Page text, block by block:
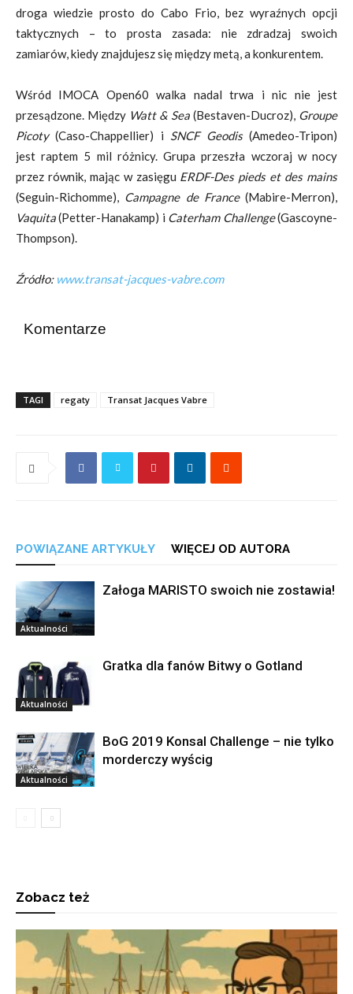
droga wiedzie prosto do Cabo Frio, bez wyraźnych opcji
taktycznych – to prosta zasada: nie zdradzaj swoich
zamiarów, kiedy znajdujesz się między metą, a konkurentem.
Wśród IMOCA Open60 walka nadal trwa i nic nie jest
przesądzone. Między Watt & Sea (Bestaven-Ducroz), Groupe
Picoty(Caso-Chappellier) i SNCF Geodis(Amedeo-Tripon)
jest raptem 5 mil różnicy. Grupa przeszła wczoraj w nocy
przez równik, mając w zasięgu ERDF-Des pieds et des mains
(Seguin-Richomme), Campagne de France(Mabire-Merron),
Vaquita(Petter-Hanakamp) i Caterham Challenge(Gascoyne-
Thompson).
Źródło: www.transat-jacques-vabre.com
Komentarze
TAGI regaty Transat Jacques Vabre
POWIĄZANE ARTYKUŁY WIĘCEJ OD AUTORA
Aktualności
Załoga MARISTO swoich nie zostawia!
Aktualności
Gratka dla fanów Bitwy o Gotland
Aktualności
BoG 2019 Konsal Challenge – nie tylko
morderczy wyścig
Zobacz też